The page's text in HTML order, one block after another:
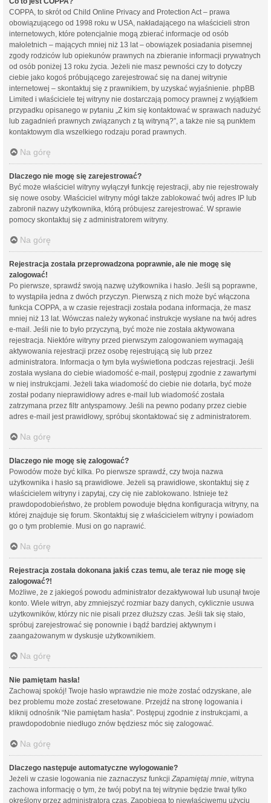
COPPA, to skrót od Child Online Privacy and Protection Act – prawa
obowiązującego od 1998 roku w USA, nakładającego na właścicieli stron
internetowych, które potencjalnie mogą zbierać informacje od osób
małoletnich – mających mniej niż 13 lat – obowiązek posiadania pisemnej
zgody rodziców lub opiekunów prawnych na zbieranie informacji prywatnych
od osób poniżej 13 roku życia. Jeżeli nie masz pewności czy to dotyczy
ciebie jako kogoś próbującego zarejestrować się na danej witrynie
internetowej – skontaktuj się z prawnikiem, by uzyskać wyjaśnienie. phpBB
Limited i właściciele tej witryny nie dostarczają pomocy prawnej z wyjątkiem
przypadku opisanego w pytaniu „Z kim się kontaktować w sprawach nadużyć
lub zagadnień prawnych związanych z tą witryną?”, a także nie są punktem
kontaktowym dla wszelkiego rodzaju porad prawnych.
Na górę
Dlaczego nie mogę się zarejestrować?
Być może właściciel witryny wyłączył funkcję rejestracji, aby nie rejestrowały
się nowe osoby. Właściciel witryny mógł także zablokować twój adres IP lub
zabronił nazwy użytkownika, którą próbujesz zarejestrować. W sprawie
pomocy skontaktuj się z administratorem witryny.
Na górę
Rejestracja została przeprowadzona poprawnie, ale nie mogę się
zalogować!
Po pierwsze, sprawdź swoją nazwę użytkownika i hasło. Jeśli są poprawne,
to wystąpiła jedna z dwóch przyczyn. Pierwszą z nich może być włączona
funkcja COPPA, a w czasie rejestracji została podana informacja, że masz
mniej niż 13 lat. Wówczas należy wykonać instrukcje wysłane na twój adres
e-mail. Jeśli nie to było przyczyną, być może nie została aktywowana
rejestracja. Niektóre witryny przed pierwszym zalogowaniem wymagają
aktywowania rejestracji przez osobę rejestrującą się lub przez
administratora. Informacja o tym była wyświetlona podczas rejestracji. Jeśli
została wysłana do ciebie wiadomość e-mail, postępuj zgodnie z zawartymi
w niej instrukcjami. Jeżeli taka wiadomość do ciebie nie dotarła, być może
został podany nieprawidłowy adres e-mail lub wiadomość została
zatrzymana przez filtr antyspamowy. Jeśli na pewno podany przez ciebie
adres e-mail jest prawidłowy, spróbuj skontaktować się z administratorem.
Na górę
Dlaczego nie mogę się zalogować?
Powodów może być kilka. Po pierwsze sprawdź, czy twoja nazwa
użytkownika i hasło są prawidłowe. Jeżeli są prawidłowe, skontaktuj się z
właścicielem witryny i zapytaj, czy cię nie zablokowano. Istnieje też
prawdopodobieństwo, że problem powoduje błędna konfiguracja witryny, na
której znajduje się forum. Skontaktuj się z właścicielem witryny i powiadom
go o tym problemie. Musi on go naprawić.
Na górę
Rejestracja została dokonana jakiś czas temu, ale teraz nie mogę się
zalogować?!
Możliwe, że z jakiegoś powodu administrator dezaktywował lub usunął twoje
konto. Wiele witryn, aby zmniejszyć rozmiar bazy danych, cyklicznie usuwa
użytkowników, którzy nic nie pisali przez dłuższy czas. Jeśli tak się stało,
spróbuj zarejestrować się ponownie i bądź bardziej aktywnym i
zaangażowanym w dyskusje użytkownikiem.
Na górę
Nie pamiętam hasła!
Zachowaj spokój! Twoje hasło wprawdzie nie może zostać odzyskane, ale
bez problemu może zostać zresetowane. Przejdź na stronę logowania i
kliknij odnośnik “Nie pamiętam hasła”. Postępuj zgodnie z instrukcjami, a
prawdopodobnie niedługo znów będziesz móc się zalogować.
Na górę
Dlaczego następuje automatyczne wylogowanie?
Jeżeli w czasie logowania nie zaznaczysz funkcji Zapamiętaj mnie, witryna
zachowa informację o tym, że twój pobyt na tej witrynie będzie trwał tylko
określony przez administratora czas. Zapobiega to niewłaściwemu użyciu